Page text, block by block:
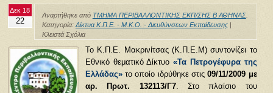
Δεκ 18
22
Αναρτήθηκε από ΤΜΗΜΑ ΠΕΡΙΒΑΛΛΟΝΤΙΚΗΣ ΕΚΠ/ΣΗΣ Β ΑΘΗΝΑΣ.
Κατηγορία: Δίκτυα Κ.Π.Ε. - Μ.Κ.Ο. - Διευθύνσεων Εκπαίδευσης|
Κλειστά Σχόλια
Το Κ.Π.Ε. Μακρινίτσας (Κ.Π.Ε.Μ) συντονίζει το
Εθνικό θεματικό Δίκτυο«Τα Πετρογέφυρα της
Ελλάδας»το οποίο ιδρύθηκε στις09/11/2009 με
αρ. Πρωτ. 132113/Γ7. Στο πλαίσιο του